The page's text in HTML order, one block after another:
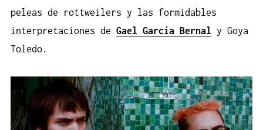
peleas de rottweilers y las formidables
interpretaciones de Gael García Bernal y Goya
Toledo.